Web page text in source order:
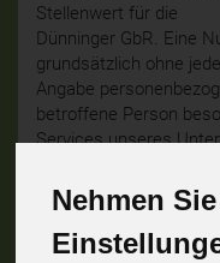
Nehmen
Stellenwert für die
Dünninger GbR. Eine
grundsätzlich ohne jede
Angabe
betroffene Person
Services unseres
möchte, könnte
personenbezogener
werden.